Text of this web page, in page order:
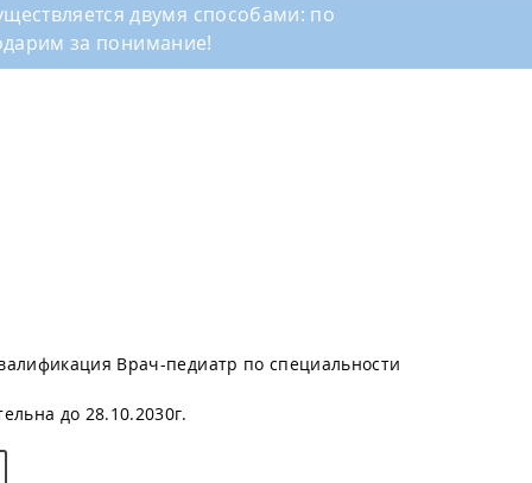
двумя способами: по
за понимание!
Врач-педиатр по специальности
до 28.10.2030г.